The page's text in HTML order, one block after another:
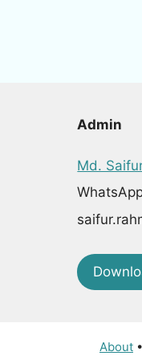
Admin
Md.
About •